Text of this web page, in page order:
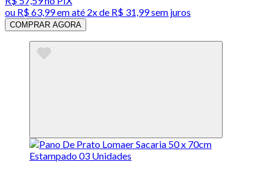
ou R$ 63,99em até 2x de R$ 31,99 sem juros
COMPRAR AGORA